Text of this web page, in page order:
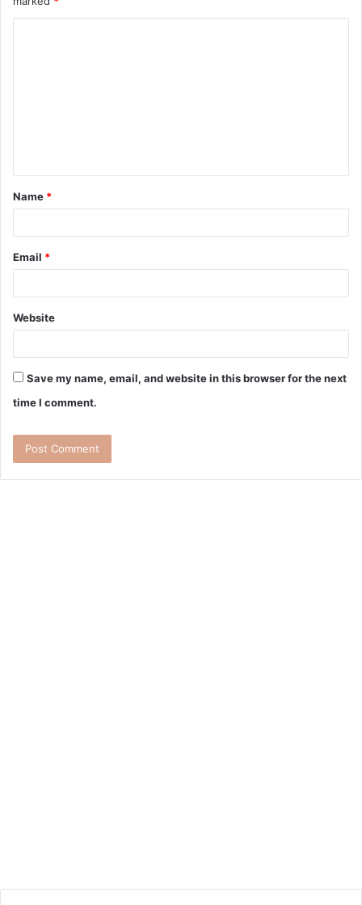
Name *
Email *
Website
Save my name, email, and website in this browser for the next
time I comment.